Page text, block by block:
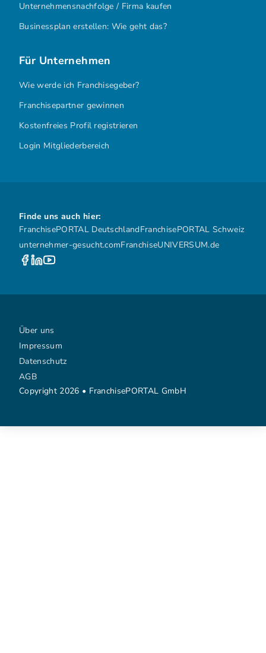
Unternehmensnachfolge / Firma kaufen
Businessplan erstellen: Wie geht das?
Für Unternehmen
Wie werde ich Franchisegeber?
Franchisepartner gewinnen
Kostenfreies Profil registrieren
Login Mitgliederbereich
Finde uns auch hier:
FranchisePORTAL DeutschlandFranchisePORTAL Schweiz
unternehmer-gesucht.comFranchiseUNIVERSUM.de
Copyright 2026 • FranchisePORTAL GmbH
Über uns
Impressum
Datenschutz
AGB